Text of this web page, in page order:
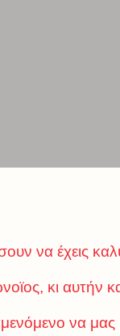
να έχεις
κι αυτήν
να